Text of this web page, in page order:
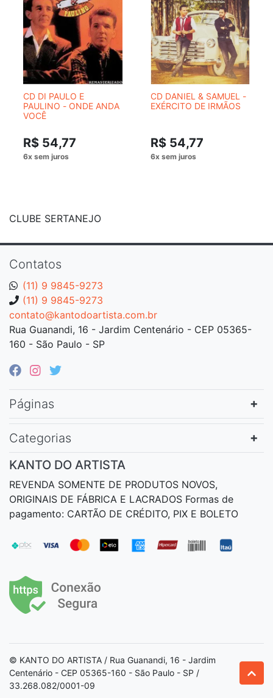
CD DI PAULO E
PAULINO - ONDE ANDA
VOCÊ
R$ 54,77
CD DANIEL & SAMUEL -
EXÉRCITO DE IRMÃOS
R$ 54,77
CLUBE SERTANEJO
Contatos
(11) 9 9845-9273
(11) 9 9845-9273
contato@kantodoartista.com.br
Rua Guanandi, 16 - Jardim Centenário - CEP 05365-
160 - São Paulo - SP
Páginas
Categorias
KANTO DO ARTISTA
REVENDA SOMENTE DE PRODUTOS NOVOS,
ORIGINAIS DE FÁBRICA E LACRADOS Formas de
pagamento: CARTÃO DE CRÉDITO, PIX E BOLETO
© KANTO DO ARTISTA / Rua Guanandi, 16 - Jardim
Centenário - CEP 05365-160 - São Paulo - SP /
33.268.082/0001-09